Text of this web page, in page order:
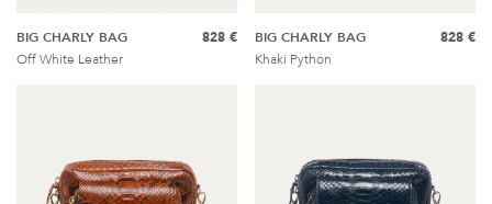
BIG CHARLY BAG
Off White Leather
828 €
BIG CHARLY BAG
Khaki Python
828 €